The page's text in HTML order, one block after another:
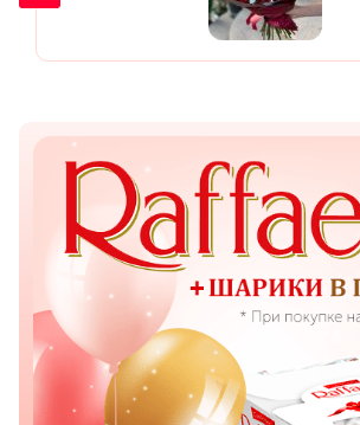
Цветы дочери
Цветы сестре
Показать еще
Цветы
Подсолнухи
Лизиантусы